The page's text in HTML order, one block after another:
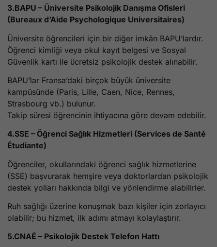
3.BAPU – Üniversite Psikolojik Danışma Ofisleri
(Bureaux d’Aide Psychologique Universitaires)
Üniversite öğrencileri için bir diğer imkân BAPU’lardır.
Öğrenci kimliği veya okul kayıt belgesi ve Sosyal
Güvenlik kartı ile ücretsiz psikolojik destek alınabilir.
BAPU’lar Fransa’daki birçok büyük üniversite
kampüsünde (Paris, Lille, Caen, Nice, Rennes,
Strasbourg vb.) bulunur.
Takip süresi öğrencinin ihtiyacına göre devam edebilir.
4.SSE – Öğrenci Sağlık Hizmetleri (Services de Santé
Étudiante)
Öğrenciler, okullarındaki öğrenci sağlık hizmetlerine
(SSE) başvurarak hemşire veya doktorlardan psikolojik
destek yolları hakkında bilgi ve yönlendirme alabilirler.
Ruh sağlığı üzerine konuşmak bazı kişiler için zorlayıcı
olabilir; bu hizmet, ilk adımı atmayı kolaylaştırır.
5.CNAÉ – Psikolojik Destek Telefon Hattı